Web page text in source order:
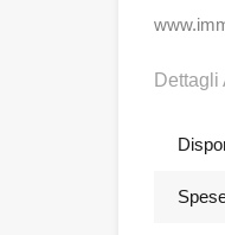
Dettagli